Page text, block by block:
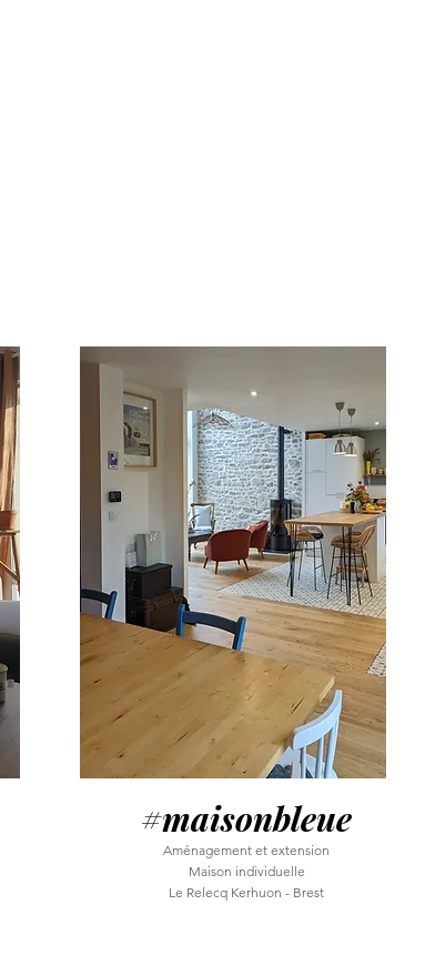
#maisonbleue
Aménagement et extension
Maison individuelle
Le Relecq Kerhuon - Brest